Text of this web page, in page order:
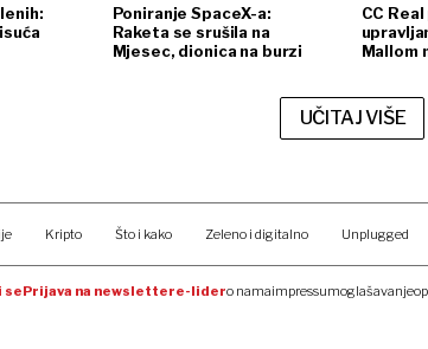
Poniranje SpaceX-a:
Raketa se srušila na
Mjesec, dionica na burzi
CC
Mallom
UČITAJ VIŠE
Kripto Što i kako Zeleno i digitalno Unplugged
sePrijava na newslettere-lidero namaimpressumoglašavanje